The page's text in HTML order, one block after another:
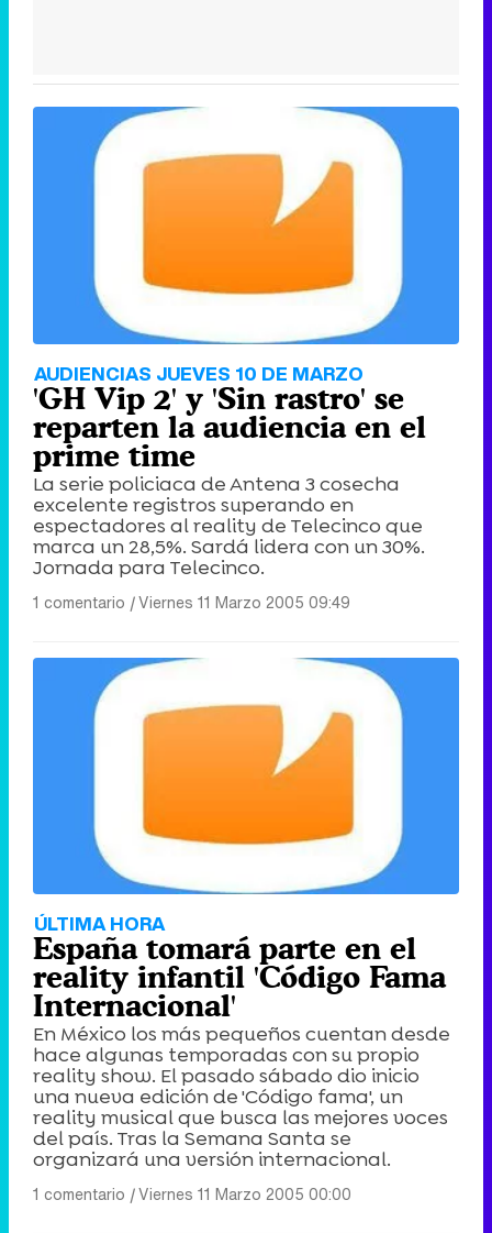
AUDIENCIAS JUEVES 10 DE MARZO
'GH Vip 2' y 'Sin rastro' se
reparten la audiencia en el
prime time
La serie policiaca de Antena 3 cosecha
excelente registros superando en
espectadores al reality de Telecinco que
marca un 28,5%. Sardá lidera con un 30%.
Jornada para Telecinco.
1 comentario |Viernes 11 Marzo 2005 09:49
ÚLTIMA HORA
España tomará parte en el
reality infantil 'Código Fama
Internacional'
En México los más pequeños cuentan desde
hace algunas temporadas con su propio
reality show. El pasado sábado dio inicio
una nueva edición de 'Código fama', un
reality musical que busca las mejores voces
del país. Tras la Semana Santa se
organizará una versión internacional.
1 comentario |Viernes 11 Marzo 2005 00:00